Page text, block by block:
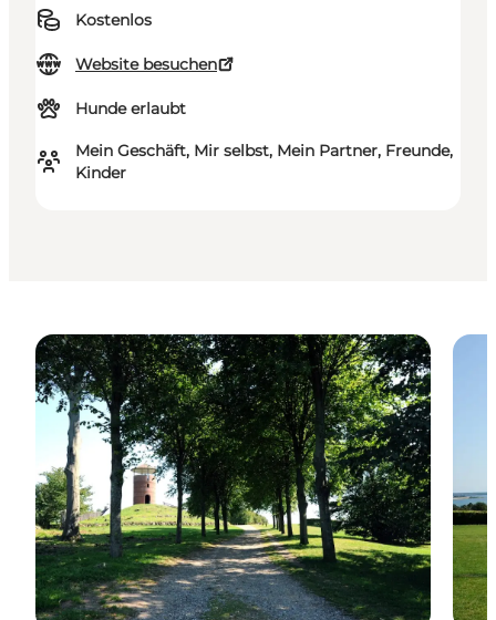
Kostenlos
Website besuchen
Hunde erlaubt
Mein Geschäft, Mir selbst, Mein Partner, Freunde,
Kinder